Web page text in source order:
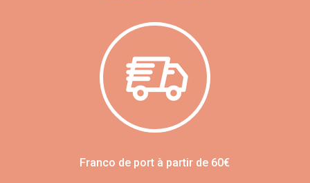
Franco de port à partir de 60€